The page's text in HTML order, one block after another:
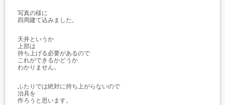
写真の様に
四周建て込みました。
天井というか
上部は
持ち上げる必要があるので
これができるかどうか
わかりません。
ふたりでは絶対に持ち上がらないので
治具を
作ろうと思います。